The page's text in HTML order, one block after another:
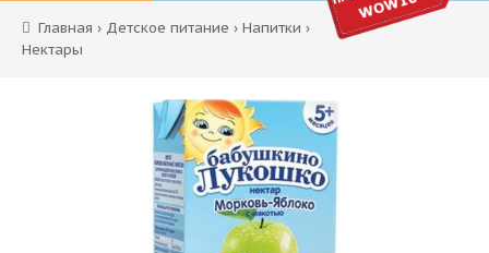
Главная › Детское питание › Напитки ›
Нектары